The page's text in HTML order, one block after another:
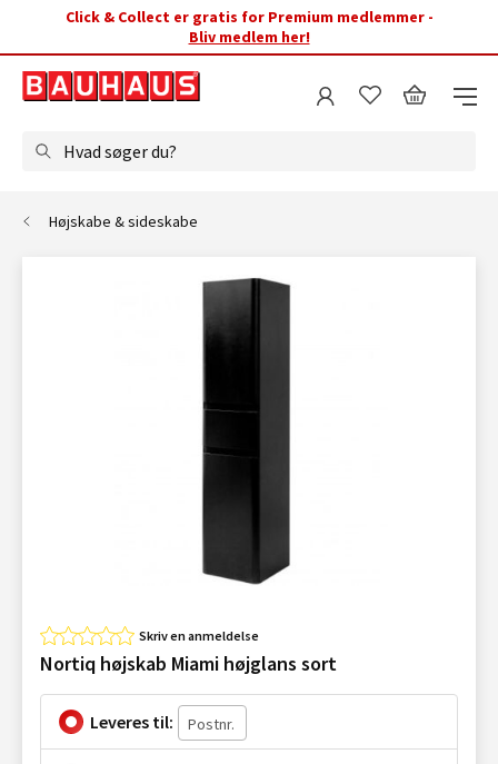
Click & Collect er gratis for Premium medlemmer -
Bliv medlem her!
Hvad søger du?
Højskabe & sideskabe
Skriv en anmeldelse
Nortiq højskab Miami højglans sort
Leveres til: